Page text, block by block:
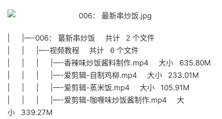
| |—-006： 蕞新串炒饭 共计 2 个文件
| | |—-视频教程 共计 6 个文件
| | | |—-香辣味炒饭酱料制作.mp4 大小 635.80M
| | | |—-爱剪辑-自制鸡柳.mp4 大小 233.01M
| | | |—-爱剪辑-蒸米饭.mp4 大小 105.91M
| | | |—-爱剪辑-咖喱味炒饭酱制作.mp4 大
小 339.27M